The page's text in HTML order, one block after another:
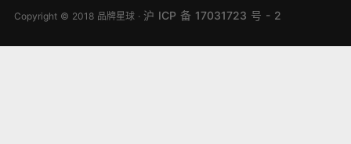
Copyright © 2018 品牌星球 · 沪 ICP 备 17031723 号 - 2